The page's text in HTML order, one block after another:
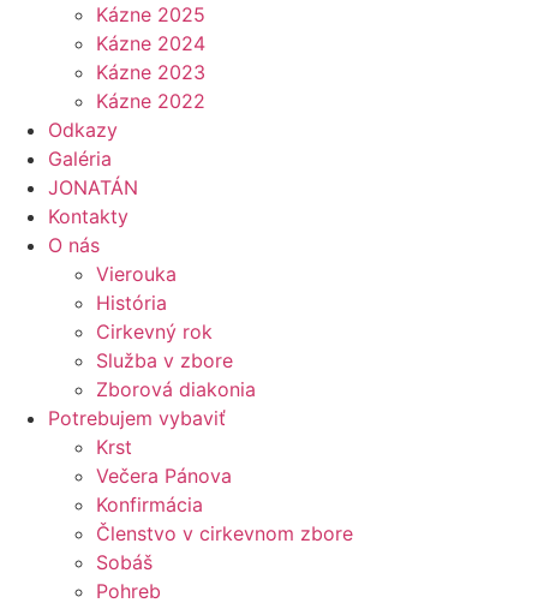
Kázne 2025
Kázne 2024
Kázne 2023
Kázne 2022
Odkazy
Galéria
JONATÁN
Kontakty
O nás
Vierouka
História
Cirkevný rok
Služba v zbore
Zborová diakonia
Potrebujem vybaviť
Krst
Večera Pánova
Konfirmácia
Členstvo v cirkevnom zbore
Sobáš
Pohreb